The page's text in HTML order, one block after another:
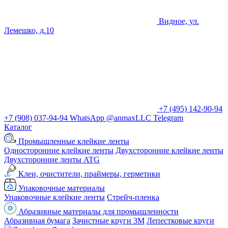
Видное, ул.
Лемешко, д.10
+7 (495) 142-90-94
+7 (908) 037-94-94 WhatsApp @anmaxLLC Telegram
Каталог
Промышленные клейкие ленты
Односторонние клейкие ленты Двухсторонние клейкие ленты
Двухсторонние ленты ATG
Клеи, очистители, праймеры, герметики
Упаковочные материалы
Упаковочные клейкие ленты Стрейч-пленка
Абразивные материалы для промышленности
Абразивная бумага Зачистные круги 3М Лепестковые круги